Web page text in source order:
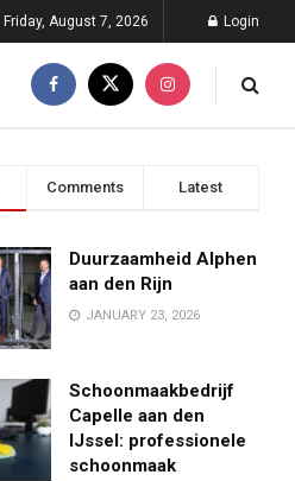
Friday, August 7, 2026 Login
Comments Latest
Duurzaamheid Alphen
aan den Rijn
JANUARY 23, 2026
Schoonmaakbedrijf
Capelle aan den
IJssel: professionele
schoonmaak